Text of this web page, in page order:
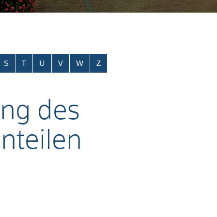
S T U V W Z
des